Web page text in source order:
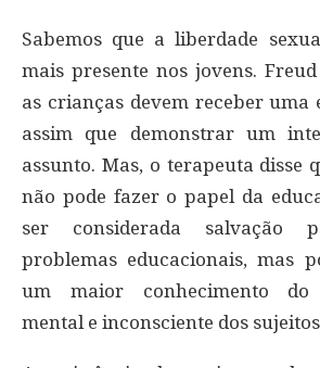
Sabemos que a liberdade
mais presente nos jovens.
as crianças devem receber uma
assim que demonstrar um
assunto. Mas, o terapeuta disse
não pode fazer o papel da
ser considerada salvação
problemas educacionais, mas
um maior conhecimento do
mental e inconsciente dos